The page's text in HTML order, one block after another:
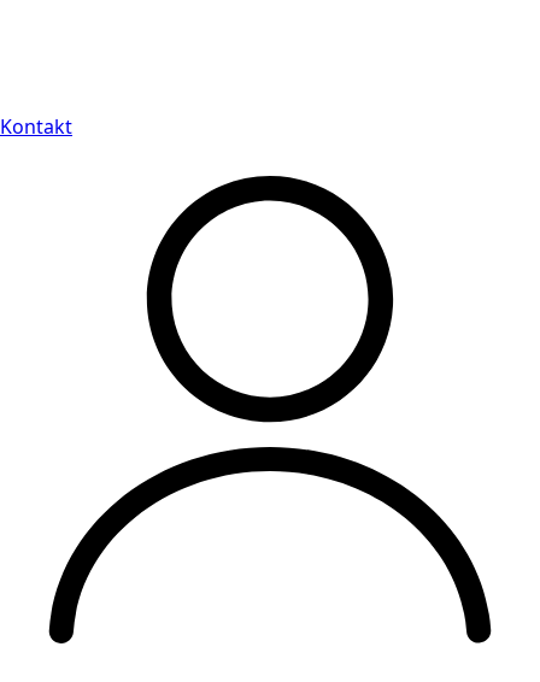
Kontakt